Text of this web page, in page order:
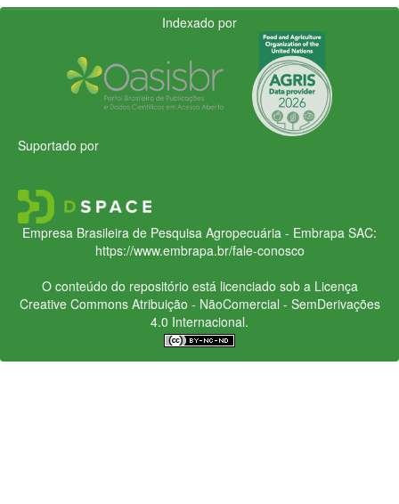
Indexado por
Suportado por
Empresa Brasileira de Pesquisa Agropecuária - Embrapa SAC:
https://www.embrapa.br/fale-conosco
O conteúdo do repositório está licenciado sob a Licença
Creative CommonsAtribuição - NãoComercial - SemDerivações
4.0 Internacional.